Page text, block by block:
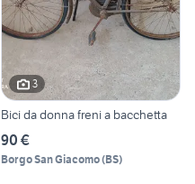
3
Bici da donna freni a bacchetta
90 €
Borgo San Giacomo(BS)